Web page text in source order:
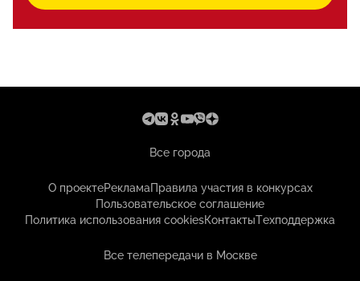
Все города
О проектеРекламаПравила участия в конкурсах
Пользовательское соглашение
Политика использования cookiesКонтактыТехподдержка
Все телепередачи в Москве